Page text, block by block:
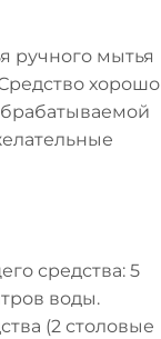
ручного мытья
хорошо
средства: 5
воды.
(2 столовые